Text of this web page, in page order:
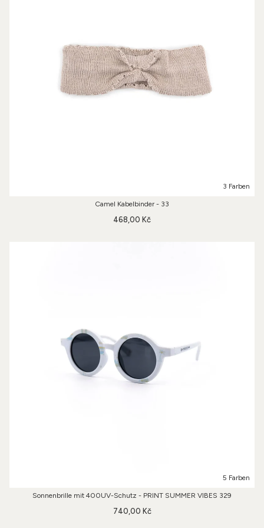
3 Farben
Camel Kabelbinder - 33
468,00 Kč
5 Farben
Sonnenbrille mit 400UV-Schutz - PRINT SUMMER VIBES 329
740,00 Kč